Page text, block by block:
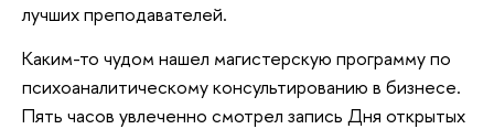
лучших преподавателей.
Каким-то чудом нашел магистерскую программу по
психоаналитическому консультированию в бизнесе.
Пять часов увлеченно смотрел запись Дня открытых